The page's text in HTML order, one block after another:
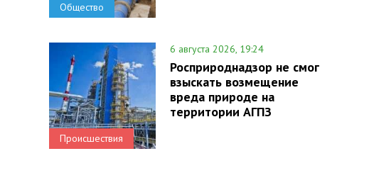
Общество
Происшествия
6 августа 2026, 19:24
Росприроднадзор не смог
взыскать возмещение
вреда природе на
территории АГПЗ